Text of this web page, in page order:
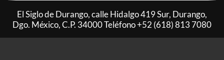
El Siglo de Durango, calle Hidalgo 419 Sur, Durango,
Dgo. México, C.P. 34000 Teléfono+52 (618) 813 7080